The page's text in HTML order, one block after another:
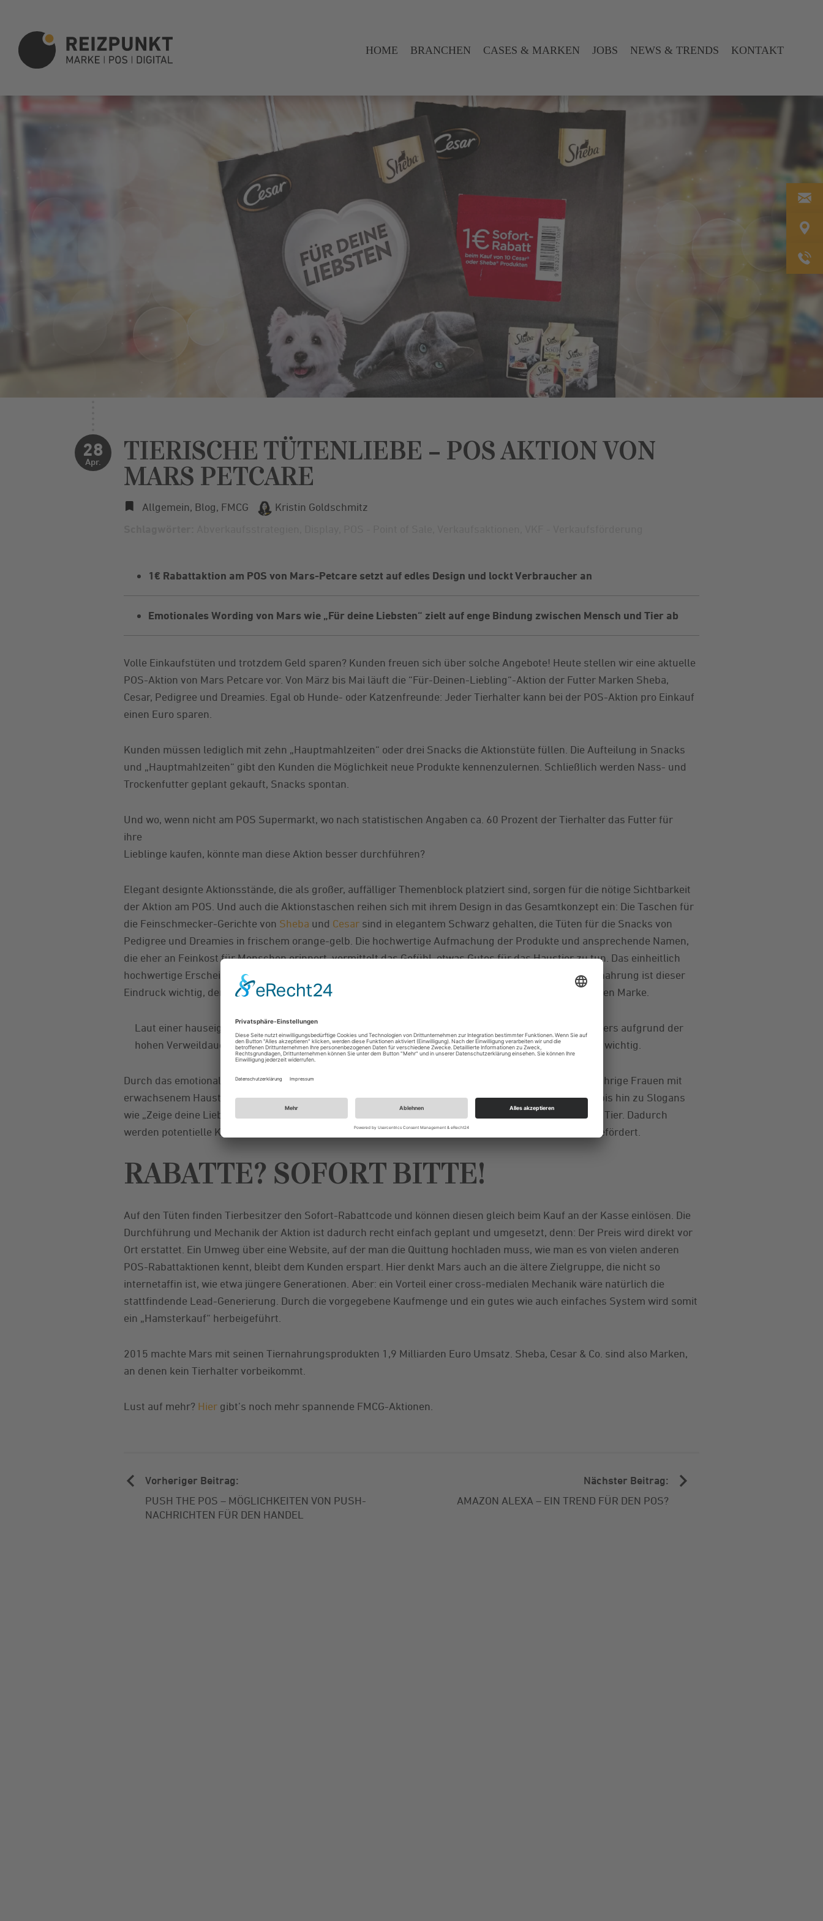
HOME BRANCHEN CASES & MARKEN JOBS NEWS & TRENDS KONTAKT
28
Apr.
TIERISCHE TÜTENLIEBE – POS AKTION VON
MARS PETCARE
Allgemein, Blog, FMCG
Kristin Goldschmitz
1€ Rabattaktion am POS von Mars-Petcare setzt auf edles Design und lockt Verbraucher an
Emotionales Wording von Mars wie „Für deine Liebsten“ zielt auf enge Bindung zwischen Mensch und Tier ab
Volle Einkaufstüten und trotzdem Geld sparen? Kunden freuen sich über solche Angebote! Heute stellen wir eine aktuelle
POS-Aktion von Mars Petcare vor. Von März bis Mai läuft die “Für-Deinen-Liebling“-Aktion der Futter Marken Sheba,
Cesar, Pedigree und Dreamies. Egal ob Hunde- oder Katzenfreunde: Jeder Tierhalter kann bei der POS-Aktion pro Einkauf
einen Euro sparen.
Kunden müssen lediglich mit zehn „Hauptmahlzeiten“ oder drei Snacks die Aktionstüte füllen. Die Aufteilung in Snacks
und „Hauptmahlzeiten“ gibt den Kunden die Möglichkeit neue Produkte kennenzulernen. Schließlich werden Nass- und
Trockenfutter geplant gekauft, Snacks spontan.
Und wo, wenn nicht am POS Supermarkt, wo nach statistischen Angaben ca. 60 Prozent der Tierhalter das Futter für
ihre
Lieblinge kaufen, könnte man diese Aktion besser durchführen?
Elegant designte Aktionsstände, die als großer, auffälliger Themenblock platziert sind, sorgen für die nötige Sichtbarkeit
der Aktion am POS. Und auch die Aktionstaschen reihen sich mit ihrem Design in das Gesamtkonzept ein: Die Taschen für
die Feinschmecker-Gerichte von Sheba und Cesar sind in elegantem Schwarz gehalten, die Tüten für die Snacks von
Pedigree und Dreamies in frischem orange-gelb. Die hochwertige Aufmachung der Produkte und ansprechende Namen,
die eher an Feinkost für Menschen erinnert, vermittelt das Gefühl, etwas Gutes für das Haustier zu tun. Das einheitlich
hochwertige Erscheinungsbild hinterlässt bei Kunden einen bleibenden Eindruck. Besonders bei Tiernahrung ist dieser
Eindruck wichtig, denn die meisten Kunden kaufen Nahrung für ihr Haustier wiederholt von der gleichen Marke.
Laut einer hauseigenen Studie weiß Mars: Emotionalisierte Werbung spricht die Kunden an. Besonders aufgrund der
hohen Verweildauer von durchschnittlich 100 Sekunden ist die richtige Ansprache der Kunden hier wichtig.
Durch das emotional besetzte Wording versucht Mars den Durchschnitts-Tiernahrungskunden (48-jährige Frauen mit
erwachsenem Haustier) anzusprechen. Angefangen mit dem Namen der Aktion „Für Deine Liebsten“ bis hin zu Slogans
wie „Zeige deine Liebe mit Unseren Besten“ setzt Mars auf die enge Beziehung zwischen Mensch und Tier. Dadurch
werden potentielle Kunden motiviert an der Aktion teilzunehmen und letztendlich auch der Verkauf gefördert.
RABATTE? SOFORT BITTE!
Auf den Tüten finden Tierbesitzer den Sofort-Rabattcode und können diesen gleich beim Kauf an der Kasse einlösen. Die
Durchführung und Mechanik der Aktion ist dadurch recht einfach geplant und umgesetzt, denn: Der Preis wird direkt vor
Ort erstattet. Ein Umweg über eine Website, auf der man die Quittung hochladen muss, wie man es von vielen anderen
POS-Rabattaktionen kennt, bleibt dem Kunden erspart. Hier denkt Mars auch an die ältere Zielgruppe, die nicht so
internetaffin ist, wie etwa jüngere Generationen. Aber: ein Vorteil einer cross-medialen Mechanik wäre natürlich die
stattfindende Lead-Generierung. Durch die vorgegebene Kaufmenge und ein gutes wie auch einfaches System wird somit
ein „Hamsterkauf“ herbeigeführt.
2015 machte Mars mit seinen Tiernahrungsprodukten 1,9 Milliarden Euro Umsatz. Sheba, Cesar & Co. sind also Marken,
an denen kein Tierhalter vorbeikommt.
Lust auf mehr? Hier gibt’s noch mehr spannende FMCG-Aktionen.
Vorheriger Beitrag:
PUSH THE POS – MÖGLICHKEITEN VON PUSH-
NACHRICHTEN FÜR DEN HANDEL
Nächster Beitrag:
AMAZON ALEXA – EIN TREND FÜR DEN POS?